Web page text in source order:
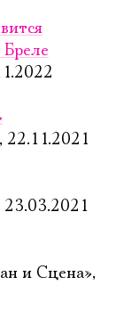
22.11.2021
23.03.2021
и Сцена»,